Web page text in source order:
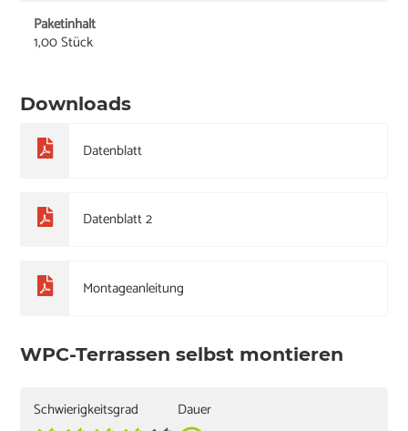
Paketinhalt
1,00 Stück
Downloads
Datenblatt
Datenblatt 2
Montageanleitung
WPC-Terrassen selbst montieren
Schwierigkeitsgrad
Dauer